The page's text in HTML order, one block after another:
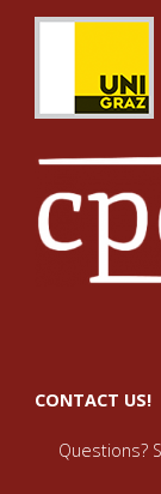
CONTACT US!
Questions?